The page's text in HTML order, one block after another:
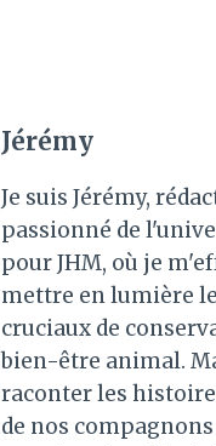
Jérémy
Je suis Jérémy,
passionné de
pour JHM, où je
mettre en lumière
cruciaux de
bien-être animal.
raconter les
de nos